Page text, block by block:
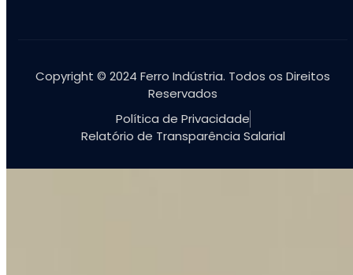
Copyright © 2024 Ferro Indústria. Todos os Direitos
Reservados
Política de Privacidade
Relatório de Transparência Salarial